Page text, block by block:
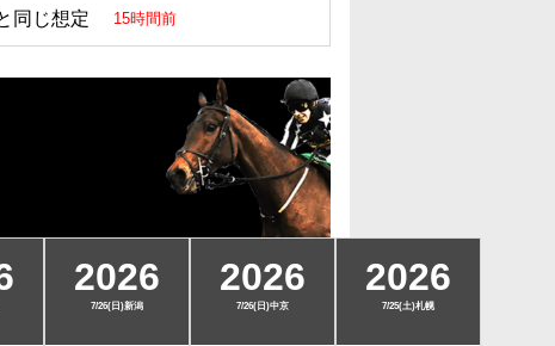
同じ想定 15時間前
2026
7/26(日)新潟
2026
7/26(日)中京
2026
7/25(土)札幌